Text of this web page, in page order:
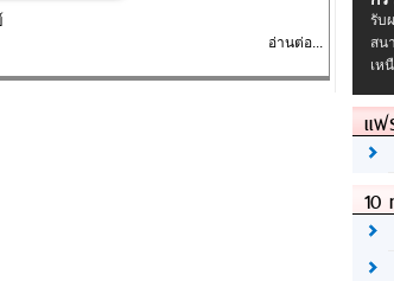
อ่านต่อ...
รับ
สน
เห
แฟ
10